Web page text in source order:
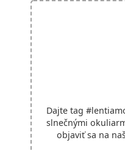
Dajte tag
slnečnými
objaviť sa na